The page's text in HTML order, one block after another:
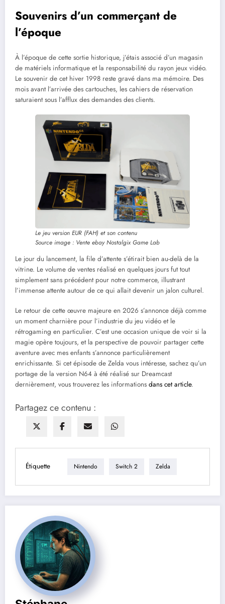
Souvenirs d’un commerçant de
l’époque
À l’époque de cette sortie historique, j’étais associé d’un magasin
de matériels informatique et la responsabilité du rayon jeux vidéo.
Le souvenir de cet hiver 1998 reste gravé dans ma mémoire. Des
mois avant l’arrivée des cartouches, les cahiers de réservation
saturaient sous l’afflux des demandes des clients.
Le jeu version EUR (FAH) et son contenu
Source image : Vente ebay Nostalgix Game Lab
Le jour du lancement, la file d’attente s’étirait bien au-delà de la
vitrine. Le volume de ventes réalisé en quelques jours fut tout
simplement sans précédent pour notre commerce, illustrant
l’immense attente autour de ce qui allait devenir un jalon culturel.
Le retour de cette œuvre majeure en 2026 s’annonce déjà comme
un moment charnière pour l’industrie du jeu vidéo et le
rétrogaming en particulier. C’est une occasion unique de voir si la
magie opère toujours, et la perspective de pouvoir partager cette
aventure avec mes enfants s’annonce particulièrement
enrichissante. Si cet épisode de Zelda vous intéresse, sachez qu’un
portage de la version N64 à été réalisé sur Dreamcast
dernièrement, vous trouverez les informations dans cet article.
Partagez ce contenu :
Étiquette Nintendo Switch 2 Zelda